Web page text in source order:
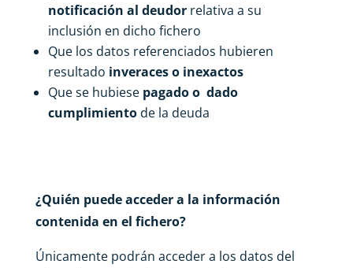
notificación al deudor relativa a su
inclusión en dicho fichero
Que los datos referenciados hubieren
resultado inveraces o inexactos
Que se hubiese pagado o dado
cumplimientode la deuda
¿Quién puede accedera la información
contenida en el fichero?
Únicamente podrán acceder a los datos del